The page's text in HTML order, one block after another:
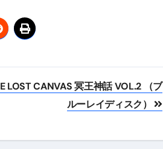
LOST CANVAS 冥王神話 VOL.2 （ブ
ルーレイディスク）